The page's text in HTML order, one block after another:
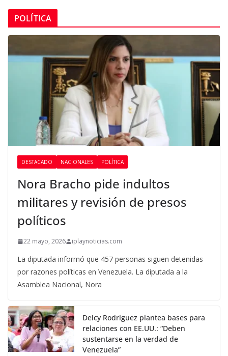
POLÍTICA
DESTACADO NACIONALES POLÍTICA
Nora Bracho pide indultos
militares y revisión de presos
políticos
22 mayo, 2026 iplaynoticias.com
La diputada informó que 457 personas siguen detenidas
por razones políticas en Venezuela. La diputada a la
Asamblea Nacional, Nora
Delcy Rodríguez plantea bases para
relaciones con EE.UU.: “Deben
sustentarse en la verdad de
Venezuela”